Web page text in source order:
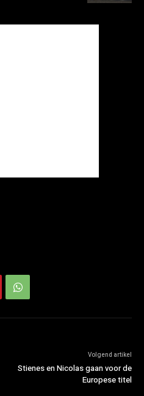
Volgend artikel
Stienes en Nicolas gaan voor de
Europese titel